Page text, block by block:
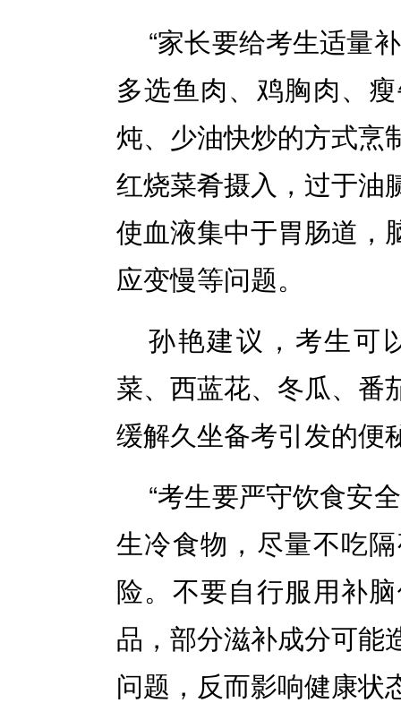
“家长要给考生适量
多选鱼肉、鸡胸肉、
炖、少油快炒的方式烹
红烧菜肴摄入，过于油
使血液集中于胃肠道，
应变慢等问题。
孙艳建议，考生可
菜、西蓝花、冬瓜、番
缓解久坐备考引发的便
“考生要严守饮食安
生冷食物，尽量不吃
险。不要自行服用补
品，部分滋补成分可能
问题，反而影响健康状